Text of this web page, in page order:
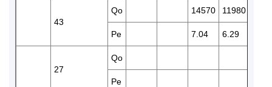
43
Qo 14570 11980
Pe 7.04 6.29
27
Qo
Pe